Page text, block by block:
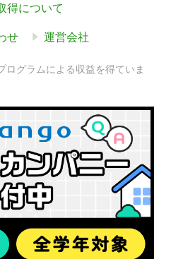
得について
せ 運営会社
ログラムによる収益を得ていま